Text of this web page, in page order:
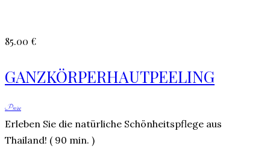
85.00 €
GANZKÖRPERHAUTPEELING
Preise
Erleben Sie die natürliche Schönheitspflege aus
Thailand! ( 90 min. )